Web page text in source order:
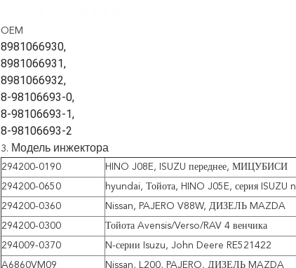
OEM
8981066930,
8981066931,
8981066932,
8-98106693-0,
8-98106693-1,
8-98106693-2
3. Модель инжектора
294200-0190 HINO J08E, ISUZU переднее, МИЦУБИСИ
294200-0650
hyundai, Тойота, HINO J05E, серия ISUZU n
294200-0360
Nissan, PAJERO V88W, ДИЗЕЛЬ MAZDA
294200-0300
Тойота Avensis/Verso/RAV 4 венчика
294009-0370
N-серии Isuzu, John Deere RE521422
A6860VM09
Nissan, L200, PAJERO, ДИЗЕЛЬ MAZDA